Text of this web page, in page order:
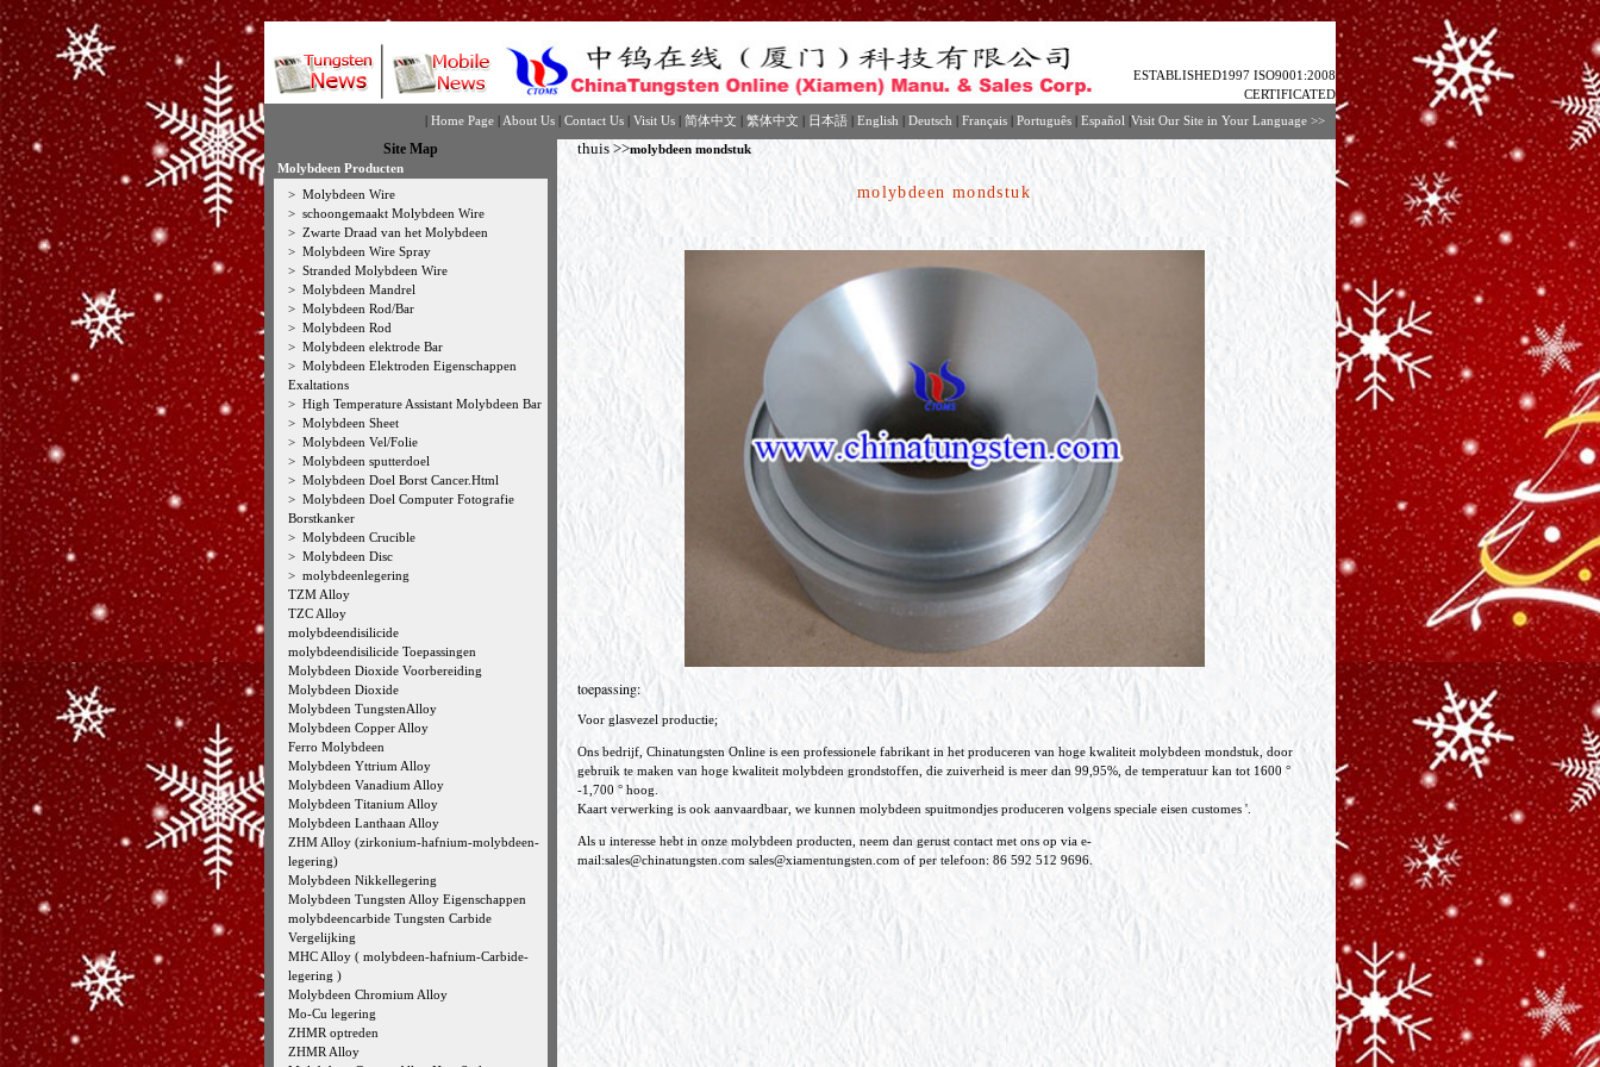
ESTABLISHED1997 ISO9001:2008
CERTIFICATED
| Home Page | About Us | Contact Us | Visit Us | 简体中文 | 繁体中文 | 日本語 | English | Deutsch | Français | Português | Español |Visit Our Site in Your Language >>
Site Map
Molybdeen Producten
> Molybdeen Wire
> schoongemaakt Molybdeen Wire
> Zwarte Draad van het Molybdeen
> Molybdeen Wire Spray
> Stranded Molybdeen Wire
> Molybdeen Mandrel
> Molybdeen Rod/Bar
> Molybdeen Rod
> Molybdeen elektrode Bar
> Molybdeen Elektroden Eigenschappen
Exaltations
> High Temperature Assistant Molybdeen Bar
> Molybdeen Sheet
> Molybdeen Vel/Folie
> Molybdeen sputterdoel
> Molybdeen Doel Borst Cancer.Html
> Molybdeen Doel Computer Fotografie
Borstkanker
> Molybdeen Crucible
> Molybdeen Disc
> molybdeenlegering
TZM Alloy
TZC Alloy
molybdeendisilicide
molybdeendisilicide Toepassingen
Molybdeen Dioxide Voorbereiding
Molybdeen Dioxide
Molybdeen TungstenAlloy
Molybdeen Copper Alloy
Ferro Molybdeen
Molybdeen Yttrium Alloy
Molybdeen Vanadium Alloy
Molybdeen Titanium Alloy
Molybdeen Lanthaan Alloy
ZHM Alloy (zirkonium-hafnium-molybdeen-
legering)
Molybdeen Nikkellegering
Molybdeen Tungsten Alloy Eigenschappen
molybdeencarbide Tungsten Carbide
Vergelijking
MHC Alloy ( molybdeen-hafnium-Carbide-
legering )
Molybdeen Chromium Alloy
Mo-Cu legering
ZHMR optreden
ZHMR Alloy
thuis >>molybdeen mondstuk
molybdeen mondstuk
toepassing:
Voor glasvezel productie;
Ons bedrijf, Chinatungsten Online is een professionele fabrikant in het produceren van hoge kwaliteit molybdeen mondstuk, door
gebruik te maken van hoge kwaliteit molybdeen grondstoffen, die zuiverheid is meer dan 99,95%, de temperatuur kan tot 1600 °
-1,700 ° hoog.
Kaart verwerking is ook aanvaardbaar, we kunnen molybdeen spuitmondjes produceren volgens speciale eisen customes '.
Als u interesse hebt in onze molybdeen producten, neem dan gerust contact met ons op via e-
mail:sales@chinatungsten.com sales@xiamentungsten.com of per telefoon: 86 592 512 9696.